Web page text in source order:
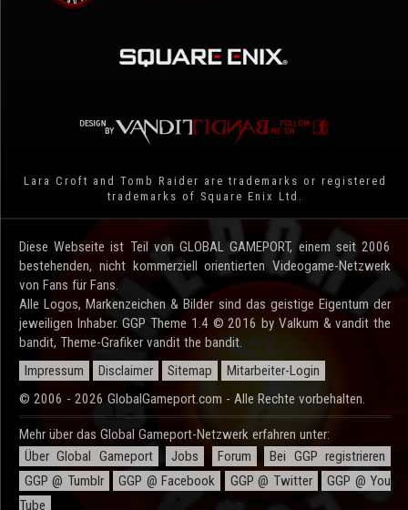
Lara Croft and Tomb Raider are trademarks or registered
trademarks of Square Enix Ltd.
Diese Webseite ist Teil von GLOBAL GAMEPORT, einem seit 2006
bestehenden, nicht kommerziell orientierten Videogame-Netzwerk
von Fans für Fans.
Alle Logos, Markenzeichen & Bilder sind das geistige Eigentum der
jeweiligen Inhaber. GGP Theme 1.4 © 2016 by Valkum & vandit the
bandit, Theme-Grafiker vandit the bandit.
Impressum
Disclaimer Sitemap
Mitarbeiter-Login
© 2006 - 2026 GlobalGameport.com - Alle Rechte vorbehalten.
Mehr über das Global Gameport-Netzwerk erfahren unter:
Über Global Gameport
Jobs Forum
Bei GGP registrieren
GGP @ Tumblr
GGP @ Facebook GGP @ Twitter
GGP @ You
Tube